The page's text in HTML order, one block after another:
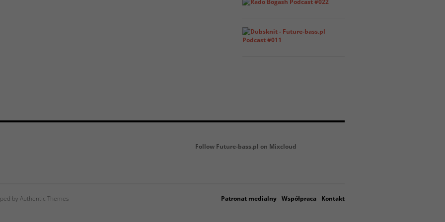
Follow Future-bass.pl on Mixcloud
by Authentic Themes Patronat medialny Współpraca Kontakt